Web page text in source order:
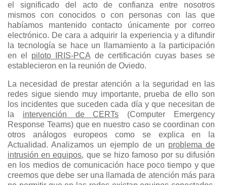
el significado del acto de confianza entre nosotros
mismos con conocidos o con personas con las que
habíamos mantenido contacto únicamente por correo
electrónico. De cara a adquirir la experiencia y a difundir
la tecnología se hace un llamamiento a la participación
en el piloto IRIS-PCA de certificación cuyas bases se
establecieron en la reunión de Oviedo.
La necesidad de prestar atención a la seguridad en las
redes sigue siendo muy importante, prueba de ello son
los incidentes que suceden cada día y que necesitan de
la intervención de CERTs (Computer Emergency
Response Teams) que en nuestro caso se coordinan con
otros análogos europeos como se explica en la
Actualidad. Analizamos un ejemplo de un problema de
intrusión en equipos, que se hizo famoso por su difusión
en los medios de comunicación hace poco tiempo y que
creemos que debe ser una llamada de atención más para